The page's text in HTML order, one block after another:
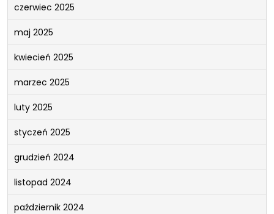
czerwiec 2025
maj 2025
kwiecień 2025
marzec 2025
luty 2025
styczeń 2025
grudzień 2024
listopad 2024
październik 2024